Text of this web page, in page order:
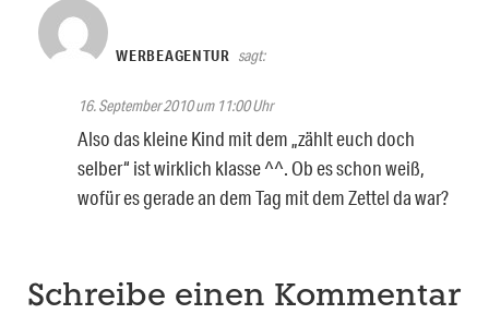
WERBEAGENTUR sagt:
16. September 2010 um 11:00 Uhr
Also das kleine Kind mit dem „zählt euch doch
selber“ ist wirklich klasse ^^. Ob es schon weiß,
wofür es gerade an dem Tag mit dem Zettel da war?
Schreibe einen Kommentar